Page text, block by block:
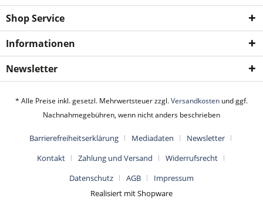
Shop Service
Informationen
Newsletter
* Alle Preise inkl. gesetzl. Mehrwertsteuer zzgl.Versandkosten und ggf.
Nachnahmegebühren, wenn nicht anders beschrieben
Barrierefreiheitserklärung Mediadaten
Newsletter
Kontakt
Zahlung und Versand
Widerrufsrecht
Datenschutz
AGB
Impressum
Realisiert mit Shopware